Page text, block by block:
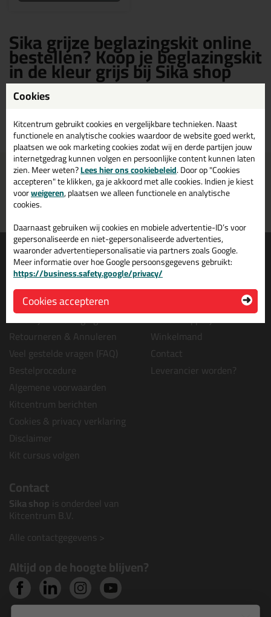
Sika grijze beglazingskit online
bestellen? Koop je beglazingskit
in de kleur grijs bij Sika shop
Sika beglazingskit in de kleur grijs kopen? Op Sika shop vind je een ruim
daarom gemakkelijk en snel op Sika shop!
Voor 21:00 uur besteld
morgen in huis
Gratisbezorging inNL & BE
vanaf75,-
Grootste assortiment
Informatie
Tips en tricks
Keuzehulpen
Acties
Levertijd & Bezorging
Retourneren & Annuleren
Veel gestelde vragen (FAQ)
Bestelprocedure
Algemene voorwaarden
Kitcentrum berichten
Cookies & privacy verklaring
Disclaimer
Kit cursus volgen
Over ons
Wie wij zijn?
Vacatures bij kitcentrum.nl
Maatschappelijk
Winkelmand
Contact
Leverancier worden?
Contact
Sika shop is onderdeel van
Kitcentrum B.V.
Alle contactgegevens >
Altijd op de hoogte blijven?
Cookies
Kitcentrum gebruikt cookies en vergelijkbare technieken. Naast
functionele en analytische cookies waardoor de website goed werkt,
plaatsen we ook marketing cookies zodat wij en derde partijen jouw
internetgedrag kunnen volgen en persoonlijke content kunnen laten
zien. Meer weten?Lees hier ons cookiebeleid. Door op "Cookies
accepteren" te klikken, ga je akkoord met alle cookies. Indien je kiest
voorweigeren, plaatsen we alleen functionele en analytische
cookies.
Daarnaast gebruiken wij cookies en mobiele advertentie-ID’s voor
gepersonaliseerde en niet-gepersonaliseerde advertenties,
waaronder advertentiepersonalisatie via partners zoals Google.
Meer informatie over hoe Google persoonsgegevens gebruikt:
https://business.safety.google/privacy/
Cookies accepteren